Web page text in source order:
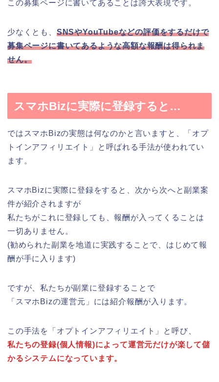
この募集ページに書いてあることは誇大表現です。
少なくとも、 SNSやYouTubeなどの評価をするだけで
募集ページに書いてあるような高額な報酬は得られま
せん。
スマホBizに実際に登録すると…
ではスマホBizの実態は何なのかと言いますと、「オプ
トインアフィリエイト」と呼ばれる手法が使われてい
ます。
スマホBizに実際に登録をすると、次から次へと副業案
件が紹介されますが
私たちがこれに登録しても、報酬が入ってくることは
一切ありません。
(勧められた副業を地道に実践することで、はじめて報
酬が手に入ります)
ですが、私たちが副業に登録することで
「スマホBizの運営元」には紹介報酬が入ります。
この手法を「オプトインアフィリエイト」と呼び、
私たちの登録(個人情報)によって運営元だけが楽して儲
かるシステムになっています。